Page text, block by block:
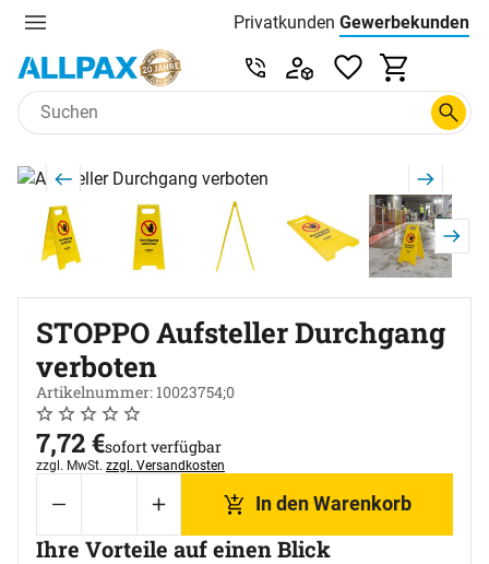
Menu Privatkunden Preisliste:
Gewerbekunden
Zum Hauptinhalt springen
Service & Beratung unter
Produktgalerie
Zur Kaufbox springen
STOPPO Aufsteller Durchgang
verboten
Artikelnummer: 10023754;0
Noch keine Bewertungen abgegeben
0 Bewertungen
7,72€sofort verfügbar
Steuerhinweis:
zzgl. MwSt. zzgl. Versandkosten
In den Warenkorb
Ihre Vorteile auf einen Blick